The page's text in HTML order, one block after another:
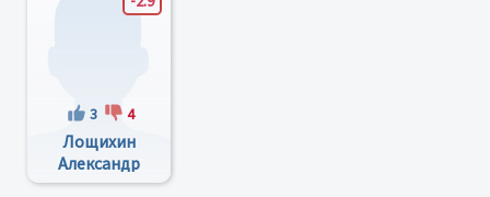
3 4
Лощихин
Александр
Николаевич